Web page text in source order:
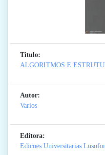
Titulo:
ALGORITMOS E
Autor:
Varios
Editora:
Edicoes Universitarias